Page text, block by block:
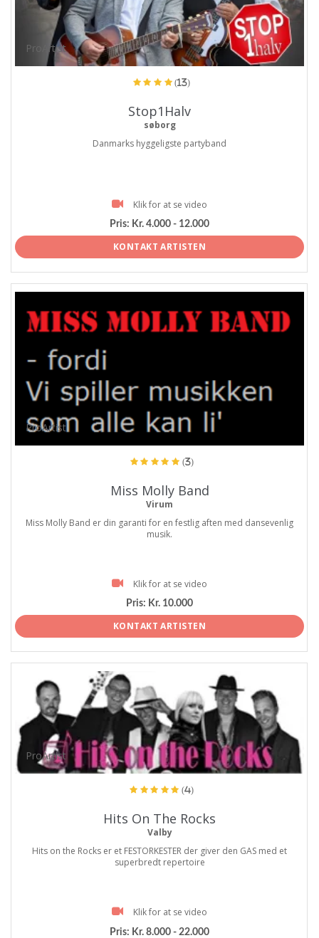
ProArtist
(13)
Stop1Halv
søborg
Danmarks hyggeligste partyband
Klik for at se video
Pris: Kr. 4.000 - 12.000
KONTAKT ARTISTEN
ProArtist
(3)
Miss Molly Band
Virum
Miss Molly Band er din garanti for en festlig aften med dansevenlig
musik.
Klik for at se video
Pris: Kr. 10.000
KONTAKT ARTISTEN
ProArtist
(4)
Hits On The Rocks
Valby
Hits on the Rocks er et FESTORKESTER der giver den GAS med et
superbredt repertoire
Klik for at se video
Pris: Kr. 8.000 - 22.000